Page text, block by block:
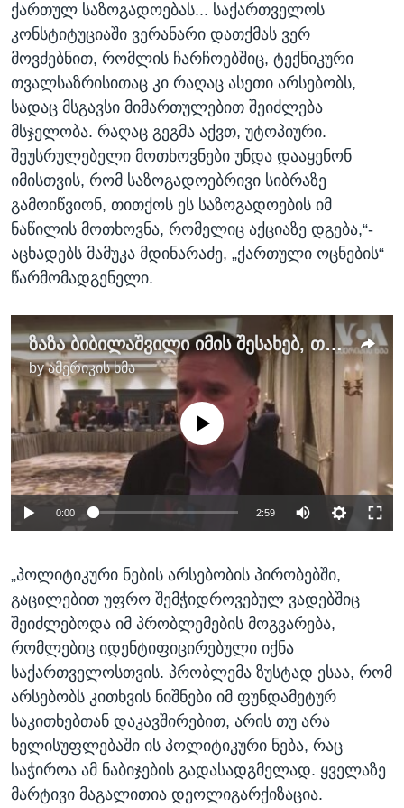
ქართულ საზოგადოებას... საქართველოს
კონსტიტუციაში ვერანარი დათქმას ვერ
მოვძებნით, რომლის ჩარჩოებშიც, ტექნიკური
თვალსაზრისითაც კი რაღაც ასეთი არსებობს,
სადაც მსგავსი მიმართულებით შეიძლება
მსჯელობა. რაღაც გეგმა აქვთ, უტოპიური.
შეუსრულებელი მოთხოვნები უნდა დააყენონ
იმისთვის, რომ საზოგადოებრივი სიბრაზე
გამოიწვიონ, თითქოს ეს საზოგადოების იმ
ნაწილის მოთხოვნა, რომელიც აქციაზე დგება,“-
აცხადებს მამუკა მდინარაძე, „ქართული ოცნების“
წარმომადგენელი.
ზაზა ბიბილაშვილი იმის შესახებ, თუ რა არის საჭირო ევროკავშირის რეკომენდაციების შესასრულებლად
byამერიკის ხმა
No media source currently available
0:00 2:59
„პოლიტიკური ნების არსებობის პირობებში,
გაცილებით უფრო შემჭიდროვებულ ვადებშიც
შეიძლებოდა იმ პრობლემების მოგვარება,
რომლებიც იდენტიფიცირებული იქნა
საქართველოსთვის. პრობლემა ზუსტად ესაა, რომ
არსებობს კითხვის ნიშნები იმ ფუნდამეტურ
საკითხებთან დაკავშირებით, არის თუ არა
ხელისუფლებაში ის პოლიტიკური ნება, რაც
საჭიროა ამ ნაბიჯების გადასადგმელად. ყველაზე
მარტივი მაგალითია დეოლიგარქიზაცია.